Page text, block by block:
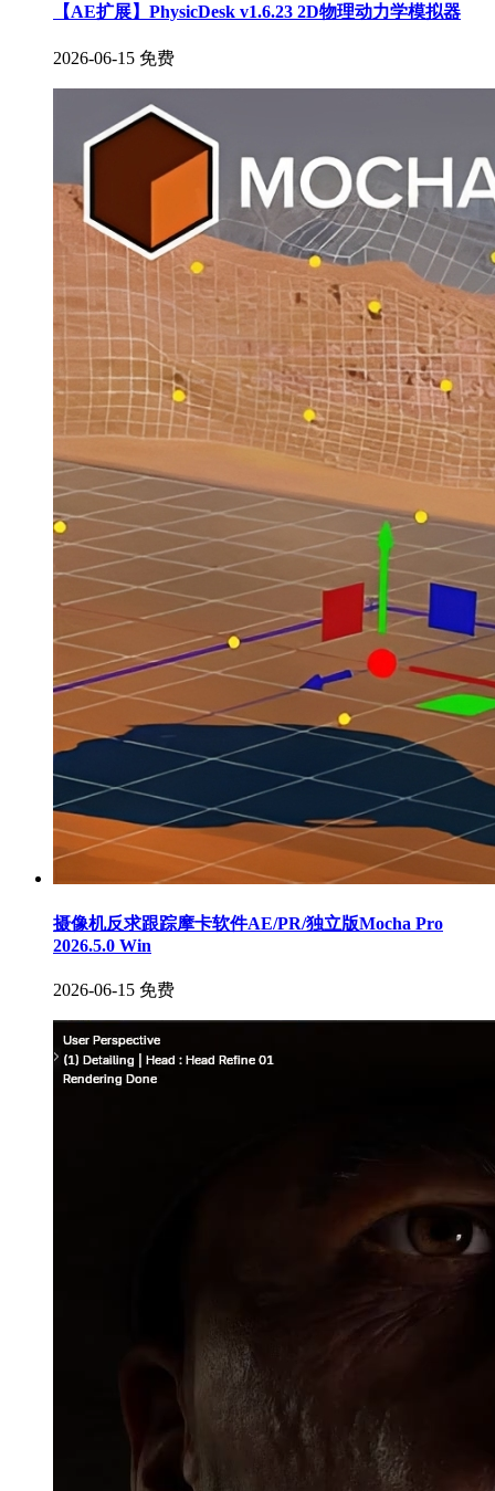
【AE扩展】PhysicDesk v1.6.23 2D物理动力学模拟器
2026-06-15 免费
摄像机反求跟踪摩卡软件AE/PR/独立版Mocha Pro
2026.5.0 Win
2026-06-15 免费